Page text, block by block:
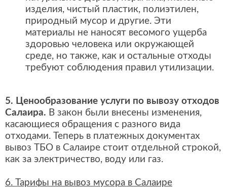
изделия, чистый пластик, полиэтилен,
природный мусор и другие. Эти
материалы не наносят весомого ущерба
здоровью человека или окружающей
среде, но также, как и остальные отходы
требуют соблюдения правил утилизации.
5. Ценообразование услуги по вывозу отходов
Салаира. В закон были внесены изменения,
касающиеся обращения с разного вида
отходами. Теперь в платежных документах
вывоз ТБО в Салаире стоит отдельной строкой,
как за электричество, воду или газ.
6. Тарифы на вывоз мусора в Салаире